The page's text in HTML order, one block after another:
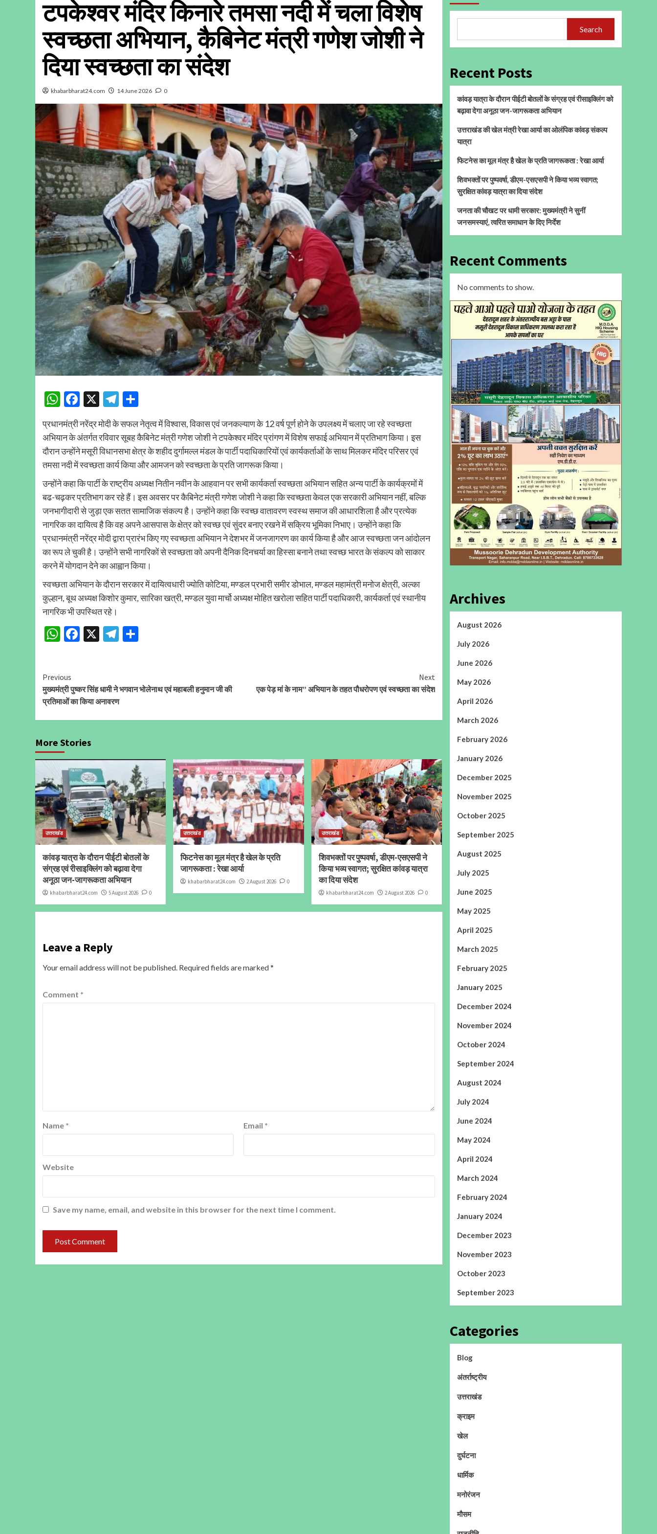
टपकेश्वर मंदिर किनारे तमसा नदी में चला विशेष
स्वच्छता अभियान, कैबिनेट मंत्री गणेश जोशी ने
दिया स्वच्छता का संदेश
khabarbharat24.com 14 June 2026 0
WhatsApp
Facebook
X Telegram
प्रधानमंत्री नरेंद्र मोदी के सफल नेतृत्व में विश्वास, विकास एवं जनकल्याण के 12 वर्ष पूर्ण होने के उपलक्ष्य में चलाए जा रहे स्वच्छता
अभियान के अंतर्गत रविवार सूबह कैबिनेट मंत्री गणेश जोशी ने टपकेश्वर मंदिर प्रांगण में विशेष सफाई अभियान में प्रतिभाग किया। इस
दौरान उन्होंने मसूरी विधानसभा क्षेत्र के शहीद दुर्गामल्ल मंडल के पार्टी पदाधिकारियों एवं कार्यकर्ताओं के साथ मिलकर मंदिर परिसर एवं
तमसा नदी में स्वच्छता कार्य किया और आमजन को स्वच्छता के प्रति जागरूक किया।
उन्होंने कहा कि पार्टी के राष्ट्रीय अध्यक्ष नितीन नवीन के आहवान पर सभी कार्यकर्ता स्वच्छता अभियान सहित अन्य पार्टी के कार्यक्रमों में
बढ-चढ़कर प्रतिभाग कर रहे हैं। इस अवसर पर कैबिनेट मंत्री गणेश जोशी ने कहा कि स्वच्छता केवल एक सरकारी अभियान नहीं, बल्कि
जनभागीदारी से जुड़ा एक सतत सामाजिक संकल्प है। उन्होंने कहा कि स्वच्छ वातावरण स्वस्थ समाज की आधारशिला है और प्रत्येक
नागरिक का दायित्व है कि वह अपने आसपास के क्षेत्र को स्वच्छ एवं सुंदर बनाए रखने में सक्रिय भूमिका निभाए। उन्होंने कहा कि
प्रधानमंत्री नरेंद्र मोदी द्वारा प्रारंभ किए गए स्वच्छता अभियान ने देशभर में जनजागरण का कार्य किया है और आज स्वच्छता जन आंदोलन
का रूप ले चुकी है। उन्होंने सभी नागरिकों से स्वच्छता को अपनी दैनिक दिनचर्या का हिस्सा बनाने तथा स्वच्छ भारत के संकल्प को साकार
करने में योगदान देने का आह्वान किया।
स्वच्छता अभियान के दौरान सरकार में दायित्वधारी ज्योति कोटिया, मण्डल प्रभारी समीर डोभाल, मण्डल महामंत्री मनोज क्षेत्री, अल्का
कुल्हान, बूथ अध्यक्ष किशोर कुमार, सारिका खत्री, मण्डल युवा मार्चो अध्यक्ष मोहित खरोला सहित पार्टी पदाधिकारी, कार्यकर्ता एवं स्थानीय
नागरिक भी उपस्थित रहे।
WhatsApp
Facebook
X Telegram
Continue
Reading
Previous
मुख्यमंत्री पुष्कर सिंह धामी ने भगवान भोलेनाथ एवं महाबली हनुमान जी की
प्रतिमाओं का किया अनावरण
Next
एक पेड़ मां के नाम” अभियान के तहत पौधरोपण एवं स्वच्छता का संदेश
More Stories
उत्तराखंड
कांवड़ यात्रा के दौरान पीईटी बोतलों के
संग्रह एवं रीसाइक्लिंग को बढ़ावा देगा
अनूठा जन-जागरूकता अभियान
khabarbharat24.com 5 August 2026 0
उत्तराखंड
फिटनेस का मूल मंत्र है खेल के प्रति
जागरूकता : रेखा आर्या
khabarbharat24.com 2 August 2026 0
उत्तराखंड
शिवभक्तों पर पुष्पवर्षा, डीएम-एसएसपी ने
किया भव्य स्वागत; सुरक्षित कांवड़ यात्रा
का दिया संदेश
khabarbharat24.com 2 August 2026 0
Leave a Reply
Your email address will not be published. Required fields are marked*
Comment *
Name * Email *
Website
Save my name, email, and website in this browser for the next time I comment.
Search
Recent Posts
कांवड़ यात्रा के दौरान पीईटी बोतलों के संग्रह एवं रीसाइक्लिंग को
बढ़ावा देगा अनूठा जन-जागरूकता अभियान
उत्तराखंड की खेल मंत्री रेखा आर्या का ओलंपिक कांवड़ संकल्प
यात्रा
फिटनेस का मूल मंत्र है खेल के प्रति जागरूकता : रेखा आर्या
शिवभक्तों पर पुष्पवर्षा, डीएम-एसएसपी ने किया भव्य स्वागत;
सुरक्षित कांवड़ यात्रा का दिया संदेश
जनता की चौखट पर धामी सरकार: मुख्यमंत्री ने सुनीं
जनसमस्याएं, त्वरित समाधान के दिए निर्देश
Recent Comments
No comments to show.
Archives
August 2026
July 2026
June 2026
May 2026
April 2026
March 2026
February 2026
January 2026
December 2025
November 2025
October 2025
September 2025
August 2025
July 2025
June 2025
May 2025
April 2025
March 2025
February 2025
January 2025
December 2024
November 2024
October 2024
September 2024
August 2024
July 2024
June 2024
May 2024
April 2024
March 2024
February 2024
January 2024
December 2023
November 2023
October 2023
September 2023
Categories
Blog
अंतर्राष्ट्रीय
उत्तराखंड
क्राइम
खेल
दुर्घटना
धार्मिक
मनोरंजन
मौसम